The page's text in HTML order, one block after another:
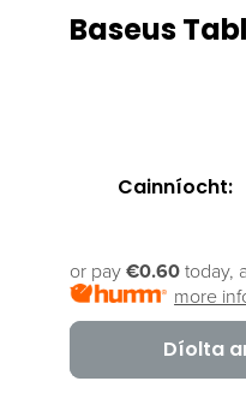
Baseus
Cainníocht:
or pay €0.60 today,
more
Díolta